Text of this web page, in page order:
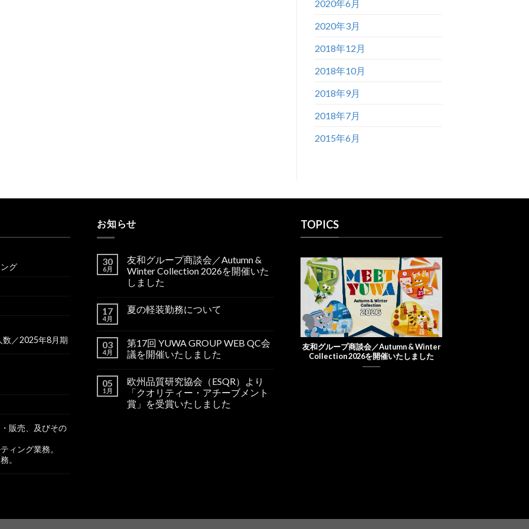
2020年6月
2020年3月
2018年12月
2018年10月
2018年9月
2018年7月
2015年6月
グ
／2025年8月期
販売、及びその
ィング業務。
。
お知らせ
30
6月
友和グループ商談会／Autumn &
Winter Collection 2026を開催いた
しました
17
4月
夏の軽装勤務について
03
4月
第17回 YUWA GROUP WEB QC会
議を開催いたしました
05
1月
欧州品質研究協会（ESQR）より
「クオリティー・アチーブメント
賞」を受賞いたしました
TOPICS
友和グループ商談会／Autumn & Winter
Collection 2026を開催いたしました